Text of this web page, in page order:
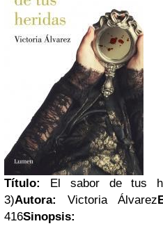
Título:
El sabor de tus
3)Autora: Victoria Álvarez
416Sinopsis: